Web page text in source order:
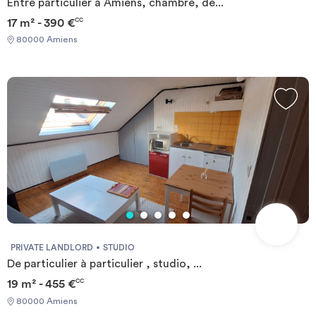
Entre particulier à Amiens, chambre, de...
17 m² - 390 €CC
80000 Amiens
PRIVATE LANDLORD STUDIO
De particulier à particulier , studio, ...
19 m² - 455 €CC
80000 Amiens